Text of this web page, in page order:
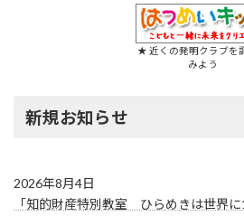
★ 近くの発明クラブを
みよう
新規お知らせ
2026年8月4日
「知的財産特別教室 ひらめきは世界